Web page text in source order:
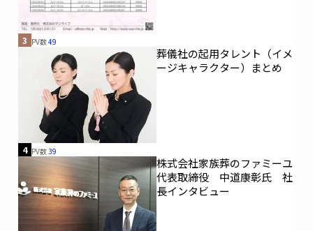
3 PV数49
葬儀社の起用タレント（イメ
ージキャラクター）まとめ
4 PV数39
株式会社家族葬のファミーユ
代表取締役 中道康彰氏 社
長インタビュー